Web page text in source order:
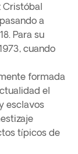
Cristóbal
a
Para su
cuando
formada
el
esclavos
típicos de